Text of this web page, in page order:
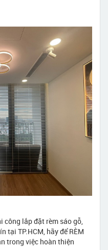
công lắp đặt rèm sáo gỗ,
tại TP.HCM, hãy để RÈM
trong việc hoàn thiện